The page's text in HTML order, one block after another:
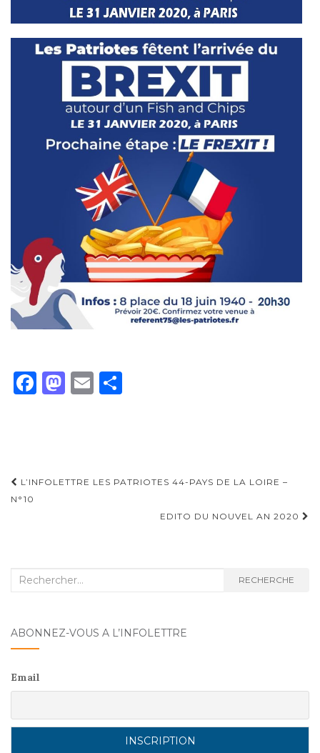
F
b
M
o
E
er
Navigation
d'article
L’INFOLETTRE LES PATRIOTES 44-PAYS DE LA LOIRE –
N°10
EDITO DU NOUVEL AN 2020
Recherche
RECHERCHE
ABONNEZ-VOUS A L’INFOLETTRE
Email